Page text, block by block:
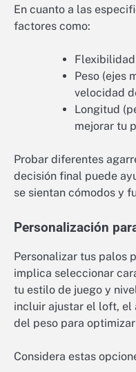
En cuanto a las
factores como:
Peso (ejes
velocidad
Longitud
mejorar tu
Probar diferentes
decisión final puede
se sientan cómodos y
Personalización
Personalizar tus palos
implica seleccionar
tu estilo de juego y
incluir ajustar el loft, el
del peso para
Considera estas